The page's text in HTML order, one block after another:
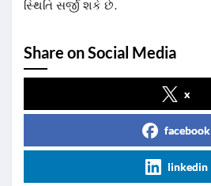
સ્થિતિ સર્જી શકે છે.
Share on Social Media
x
facebook
linkedin